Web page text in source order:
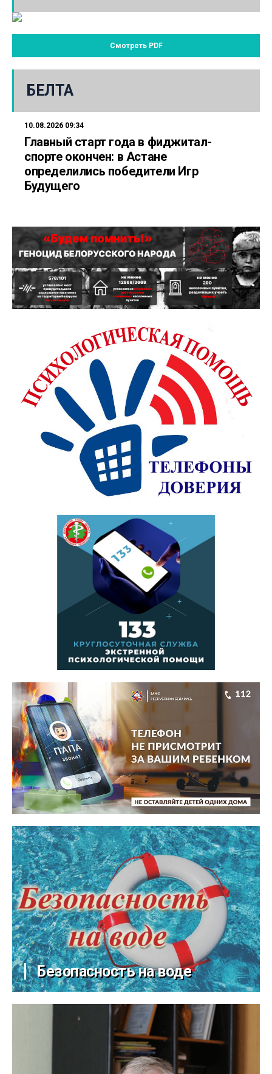
Смотреть PDF
БЕЛТА
10.08.2026 09:34
Главный старт года в фиджитал-
спорте окончен: в Астане
определились победители Игр
Будущего
Безопасность на воде